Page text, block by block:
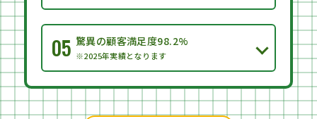
05 驚異の顧客満足度98.2%
※2025年実績となります